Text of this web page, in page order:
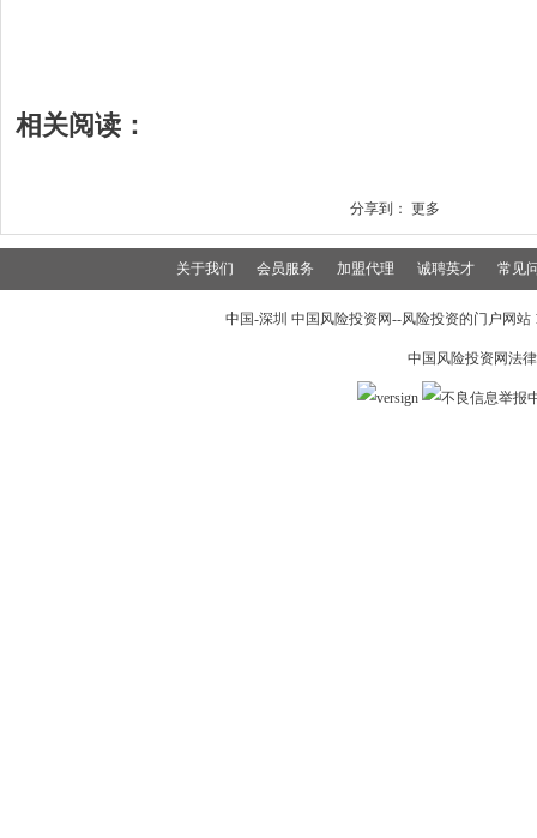
相关阅读：
分享到： 更多
关于我们 会员服务 加盟代理 诚聘英才 常见
中国-深圳 中国风险投资网--风险投资的门户网
中国风险投资网法